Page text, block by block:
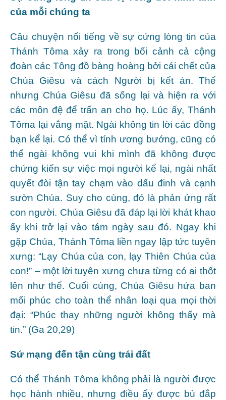
của mỗi chúng ta
Câu chuyện nổi tiếng về sự cứng lòng tin của
Thánh Tôma xảy ra trong bối cảnh cả cộng
đoàn các Tông đồ bàng hoàng bởi cái chết của
Chúa Giêsu và cách Người bị kết án. Thế
nhưng Chúa Giêsu đã sống lại và hiện ra với
các môn đệ để trấn an cho họ. Lúc ấy, Thánh
Tôma lại vắng mặt. Ngài không tin lời các đồng
bạn kể lại. Có thể vì tính ương bướng, cũng có
thể ngài không vui khi mình đã không được
chứng kiến sự việc mọi người kể lại, ngài nhất
quyết đòi tận tay chạm vào dấu đinh và cạnh
sườn Chúa. Suy cho cùng, đó là phản ứng rất
con người. Chúa Giêsu đã đáp lại lời khát khao
ấy khi trở lại vào tám ngày sau đó. Ngay khi
gặp Chúa, Thánh Tôma liền ngay lập tức tuyên
xưng: “Lạy Chúa của con, lạy Thiên Chúa của
con!” – một lời tuyên xưng chưa từng có ai thốt
lên như thế. Cuối cùng, Chúa Giêsu hứa ban
mối phúc cho toàn thể nhân loại qua mọi thời
đại: “Phúc thay những người không thấy mà
tin.” (Ga 20,29)
Sứ mạng đến tận cùng trái đất
Có thể Thánh Tôma không phải là người được
học hành nhiều, nhưng điều ấy được bù đắp